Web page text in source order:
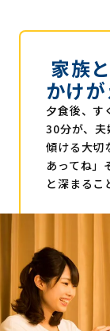
家族
かけ
夕食後、す
30分が、夫
傾ける大切
あってね」
と深まるこ